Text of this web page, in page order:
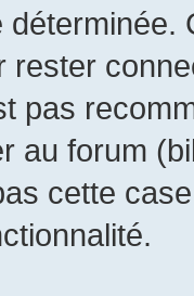
rester
pas
au forum
cette